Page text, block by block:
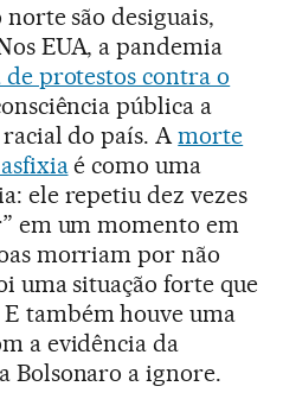
são desiguais,
EUA, a pandemia
de protestos contra o
pública a
do país. Amorte
é como uma
ele repetiu dez vezes
em um momento em
morriam por não
uma situação forte que
também houve uma
a evidência da
Bolsonaro a ignore.